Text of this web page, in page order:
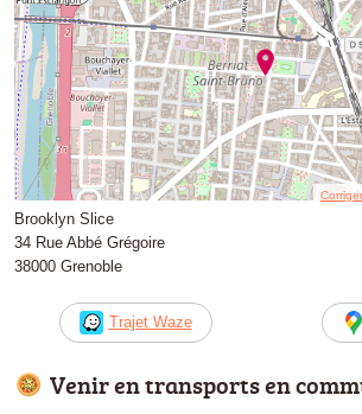
Brooklyn Slice
34 Rue Abbé Grégoire
38000 Grenoble
Trajet Waze
Venir en transports en